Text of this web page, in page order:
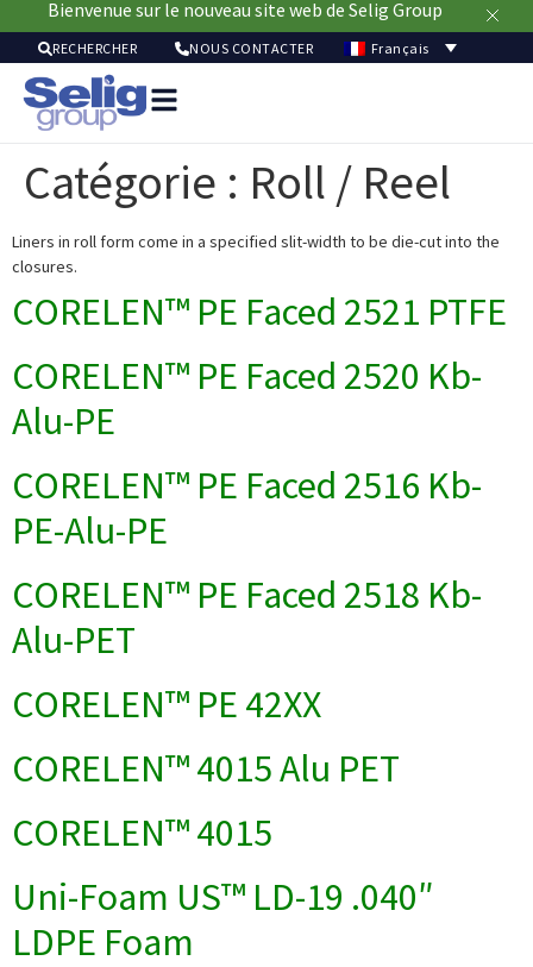
Bienvenue sur le nouveau site web de Selig Group
RECHERCHER NOUS CONTACTER Français
À
Catégorie : Roll / Reel
Liners in roll form come in a specified slit-width to be die-cut into the
closures.
CORELEN™ PE Faced 2521 PTFE
CORELEN™ PE Faced 2520 Kb-
Alu-PE
CORELEN™ PE Faced 2516 Kb-
PE-Alu-PE
CORELEN™ PE Faced 2518 Kb-
Alu-PET
CORELEN™ PE 42XX
CORELEN™ 4015 Alu PET
CORELEN™ 4015
Uni-Foam US™ LD-19 .040″
LDPE Foam